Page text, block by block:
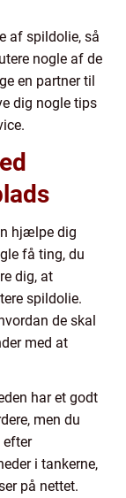
af spildolie, så
nogle af de
en partner til
dig nogle tips
hjælpe dig
få ting, du
dig, at
spildolie.
de skal
med at
har et godt
men du
efter
i tankerne,
på nettet.